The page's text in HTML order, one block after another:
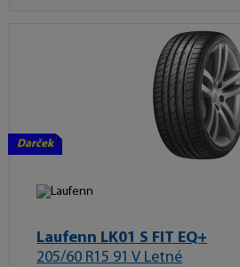
Darček
Laufenn LK01 S FIT EQ+
205/60 R15 91 V Letné